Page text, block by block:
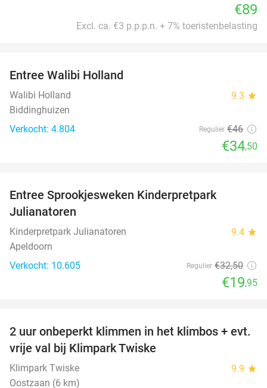
€89
Excl. ca. €3 p.p.p.n. + 7% toeristenbelasting
Entree Walibi Holland
Walibi Holland 9.3 star
Biddinghuizen
Verkocht: 4.804
Regulier €46
€34,50
Entree Sprookjesweken Kinderpretpark
Julianatoren
Kinderpretpark Julianatoren 9.4 star
Apeldoorn
Verkocht: 10.605
Regulier €32,50
€19,95
23%
2 uur onbeperkt klimmen in het klimbos + evt.
vrije val bij Klimpark Twiske
Klimpark Twiske 9.9 star
Oostzaan (6 km)